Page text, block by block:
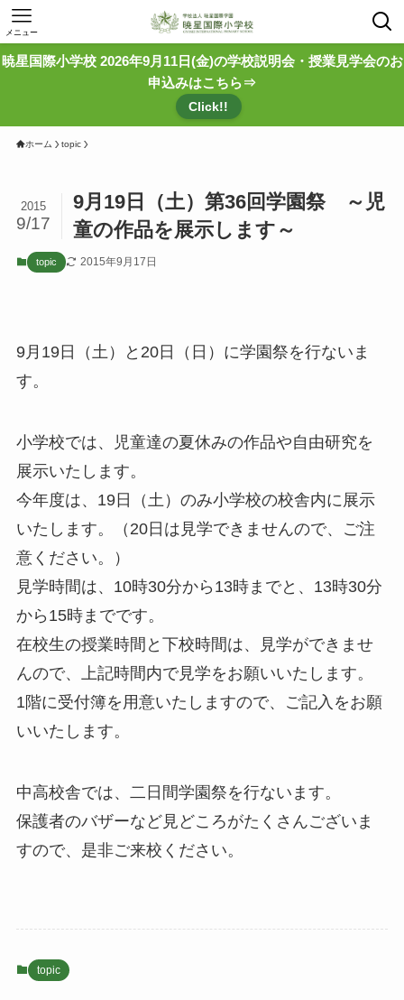
メニュー
暁星国際小学校 2026年9月11日(金)の学校説明会・授業見学会のお
申込みはこちら⇒
Click!!
ホーム topic
9月19日（土）第36回学園祭 ～児
童の作品を展示します～
2015
9/17
topic 2015年9月17日
9月19日（土）と20日（日）に学園祭を行ないま
す。
小学校では、児童達の夏休みの作品や自由研究を
展示いたします。
今年度は、19日（土）のみ小学校の校舎内に展示
いたします。（20日は見学できませんので、ご注
意ください。）
見学時間は、10時30分から13時までと、13時30分
から15時までです。
在校生の授業時間と下校時間は、見学ができませ
んので、上記時間内で見学をお願いいたします。
1階に受付簿を用意いたしますので、ご記入をお願
いいたします。
中高校舎では、二日間学園祭を行ないます。
保護者のバザーなど見どころがたくさんございま
すので、是非ご来校ください。
topic